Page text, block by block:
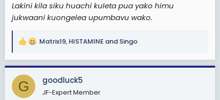
Lakini kila siku huachi kuleta pua yako himu
jukwaani kuongelea upumbavu wako.
R
a
c
t
i
Matrix19, HISTAMINE and Singo
G goodluck5
JF-Expert Member